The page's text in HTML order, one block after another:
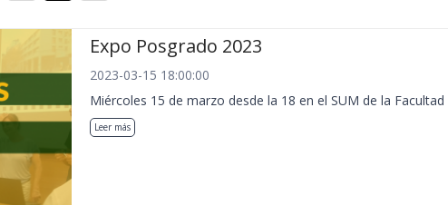
Expo Posgrado 2023
2023-03-15 18:00:00
Miércoles 15 de marzo desde la 18 en el SUM de la Facultad
Leer más